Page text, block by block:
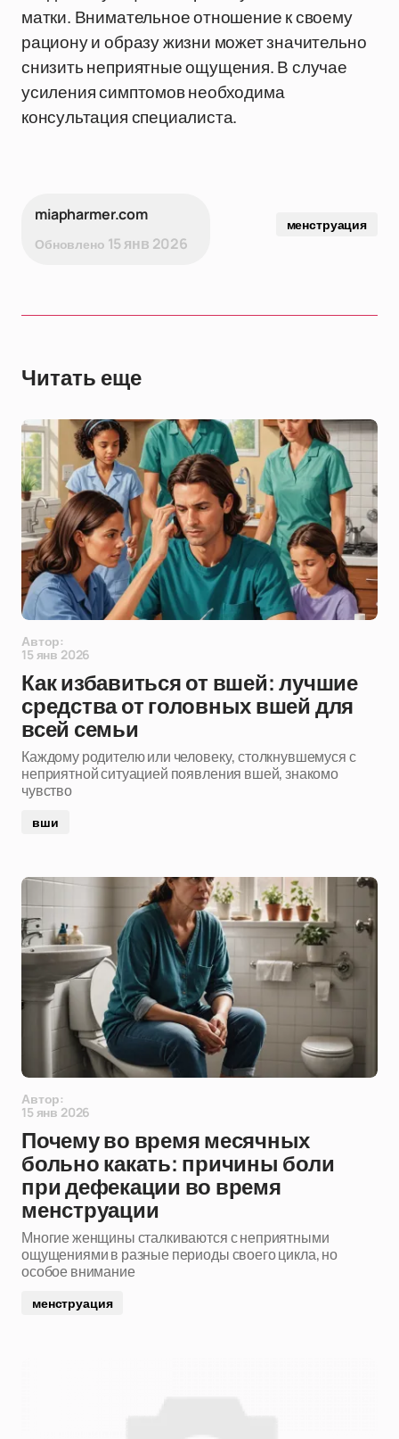
матки. Внимательное отношение к своему
рациону и образу жизни может значительно
снизить неприятные ощущения. В случае
усиления симптомов необходима
консультация специалиста.
miapharmer.com
Обновлено 15 янв 2026
менструация
Читать еще
Автор:
15 янв 2026
Как избавиться от вшей: лучшие
средства от головных вшей для
всей семьи
Каждому родителю или человеку, столкнувшемуся с
неприятной ситуацией появления вшей, знакомо
чувство
вши
Автор:
15 янв 2026
Почему во время месячных
больно какать: причины боли
при дефекации во время
менструации
Многие женщины сталкиваются с неприятными
ощущениями в разные периоды своего цикла, но
особое внимание
менструация